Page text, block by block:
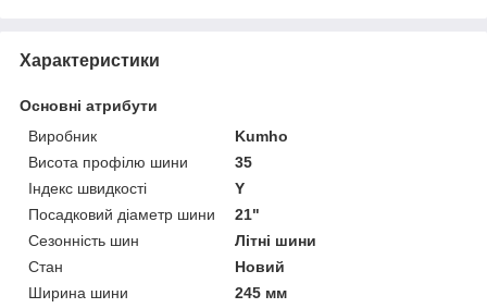
Характеристики
Основні атрибути
Виробник
Kumho
Висота профілю шини
35
Індекс швидкості
Y
Посадковий діаметр шини
21"
Сезонність шин
Літні шини
Стан
Новий
Ширина шини
245 мм